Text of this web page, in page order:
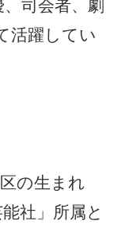
司会者、劇
活躍してい
の生まれ
社」所属と